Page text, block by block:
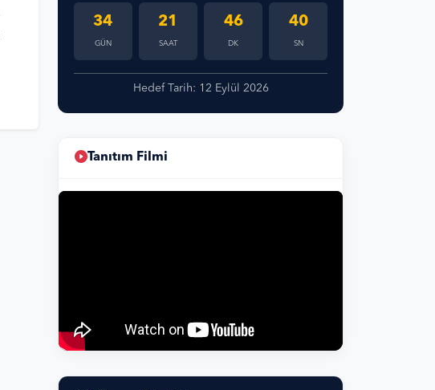
34
GÜN
21
SAAT
46
DK
39
SN
Hedef Tarih: 12 Eylül 2026
Tanıtım Filmi